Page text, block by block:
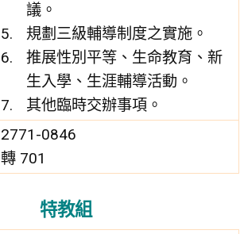
議。
規劃三級輔導制度之實施。
推展性別平等、生命教育、新
生入學、生涯輔導活動。
其他臨時交辦事項。
2771-0846
轉 701
特教組